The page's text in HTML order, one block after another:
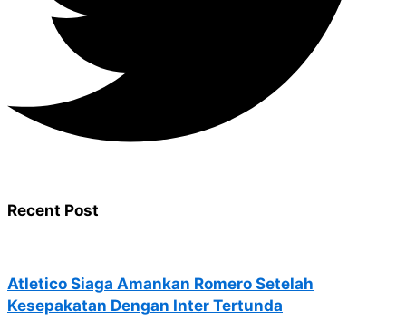
Recent Post
Atletico Siaga Amankan Romero Setelah
Kesepakatan Dengan Inter Tertunda